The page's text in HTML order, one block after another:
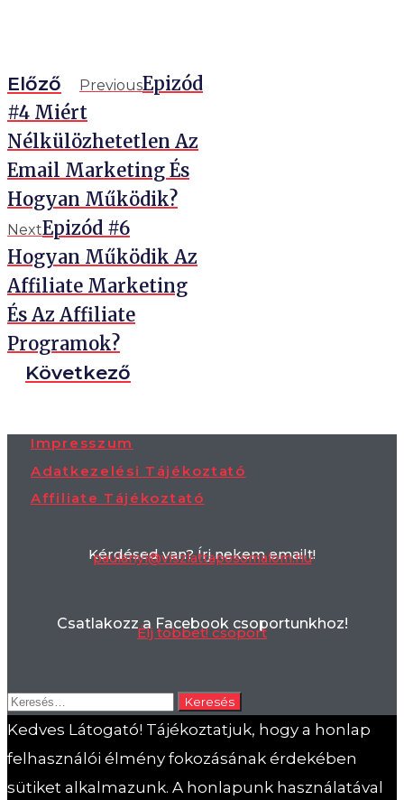
Előző PreviousEpizód
#4 Miért
Nélkülözhetetlen Az
Email Marketing És
Hogyan Működik?
NextEpizód #6
Hogyan Működik Az
Affiliate Marketing
És Az Affiliate
Programok?
Következő
Impresszum
Adatkezelési Tájékoztató
Affiliate Tájékoztató
Kérdésed van? Írj nekem emailt!
paulanyi@viszlattaposomalom.hu
Csatlakozz a Facebook csoportunkhoz!
Élj többet! csoport
Keresés:
Kedves Látogató! Tájékoztatjuk, hogy a honlap
felhasználói élmény fokozásának érdekében
sütiket alkalmazunk. A honlapunk használatával